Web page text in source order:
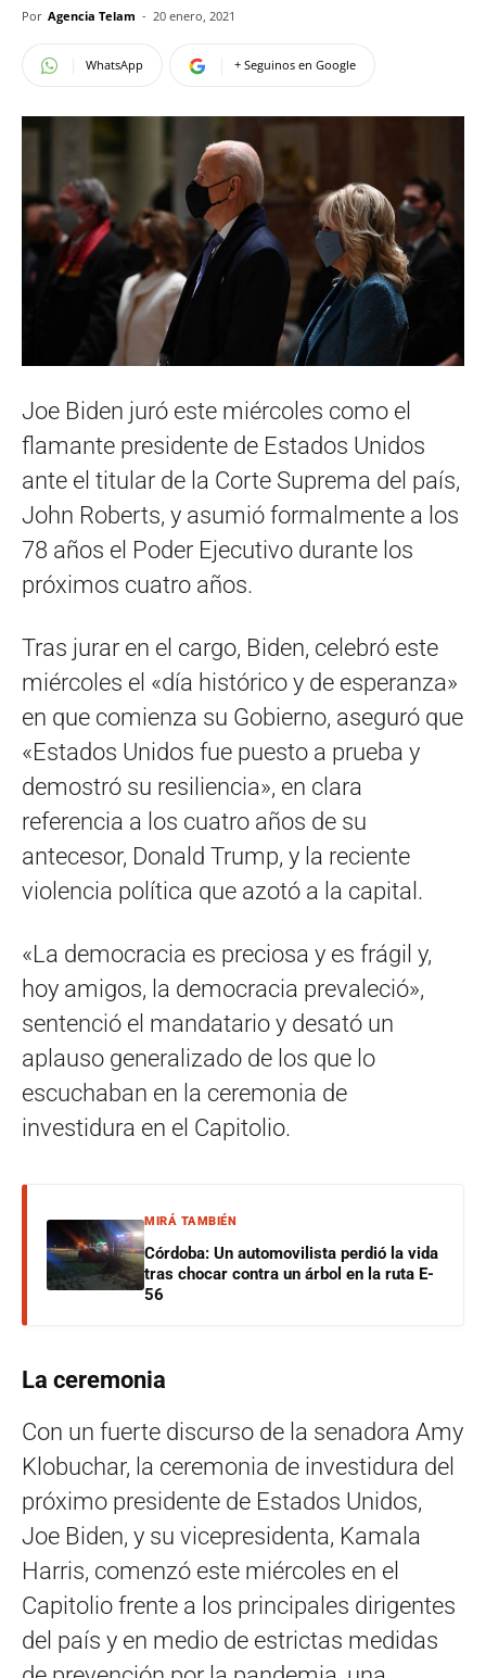
Por Agencia Telam - 20 enero, 2021
WhatsApp + Seguinos en Google
Joe Biden juró este miércoles como el
flamante presidente de Estados Unidos
ante el titular de la Corte Suprema del país,
John Roberts, y asumió formalmente a los
78 años el Poder Ejecutivo durante los
próximos cuatro años.
Tras jurar en el cargo, Biden, celebró este
miércoles el «día histórico y de esperanza»
en que comienza su Gobierno, aseguró que
«Estados Unidos fue puesto a prueba y
demostró su resiliencia», en clara
referencia a los cuatro años de su
antecesor, Donald Trump, y la reciente
violencia política que azotó a la capital.
«La democracia es preciosa y es frágil y,
hoy amigos, la democracia prevaleció»,
sentenció el mandatario y desató un
aplauso generalizado de los que lo
escuchaban en la ceremonia de
investidura en el Capitolio.
MIRÁ TAMBIÉN
Córdoba: Un automovilista perdió la vida
tras chocar contra un árbol en la ruta E-
56
La ceremonia
Con un fuerte discurso de la senadora Amy
Klobuchar, la ceremonia de investidura del
próximo presidente de Estados Unidos,
Joe Biden, y su vicepresidenta, Kamala
Harris, comenzó este miércoles en el
Capitolio frente a los principales dirigentes
del país y en medio de estrictas medidas